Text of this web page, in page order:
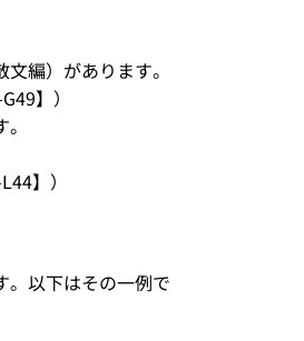
編）があります。
】）
】）
。以下はその一例で